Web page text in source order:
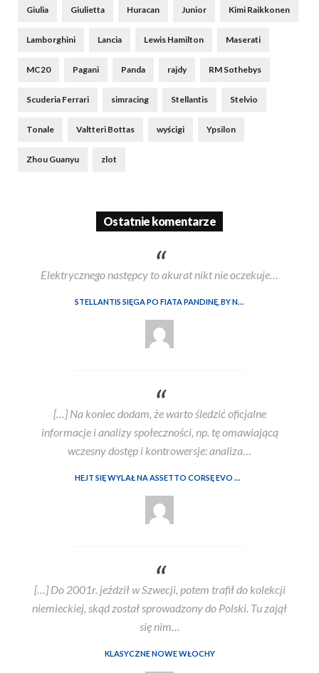
Giulia Giulietta Huracan Junior Kimi Raikkonen
Lamborghini Lancia Lewis Hamilton Maserati
MC20 Pagani Panda rajdy RM Sothebys
Scuderia Ferrari simracing Stellantis Stelvio
Tonale Valtteri Bottas wyścigi Ypsilon
Zhou Guanyu zlot
Ostatnie komentarze
Elektrycznego następcy to akurat nikt nie oczekuje…
STELLANTIS SIĘGA PO FIATA PANDINĘ, BY NIE STRACIĆ MARKI AUTOBIANCHI. W TLE SPÓR Z WŁOSKIM RZĄDEM
[…] Na koniec dodam, że warto śledzić oficjalne
informacje i analizy społeczności, np. tę omawiającą
wczesny dostęp i kontrowersje: analiza…
HEJT SIĘ WYLAŁ NA ASSETTO CORSĘ EVO WE WCZESNYM DOSTĘPIE. ALE CZY SŁUSZNIE?
[…] Do 2001r. jeździł w Szwecji, potem trafił do kolekcji
niemieckiej, skąd został sprowadzony do Polski. Tu zajął
się nim…
KLASYCZNE NOWE WŁOCHY